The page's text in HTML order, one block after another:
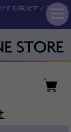
する(株)ピアノプラザ公
ド
アノ
ラ